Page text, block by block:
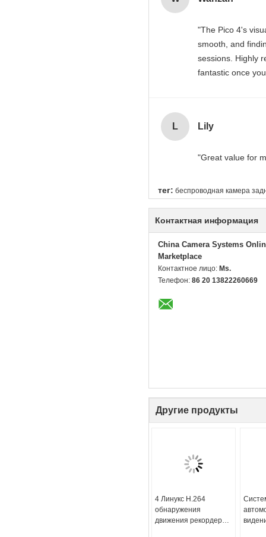
"The Pico 4's
smooth, and
sessions. Highly
fantastic once
strain during
finding that
L Lily
"Great value for
тег: беспроводная камера
Контактная информация
China Camera Systems
Marketplace
Контактное лицо: Ms.
Телефон: 86 20 13822260669
Другие продукты
4 Линукс H.264
обнаружения
движения рекордера